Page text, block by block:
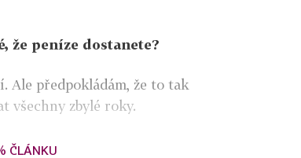
že peníze dostanete?
Ale předpokládám, že to tak
všechny zbylé roky.
ČLÁNKU